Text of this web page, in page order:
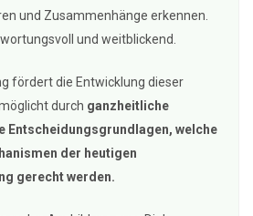
und Zusammenhänge erkennen.
und weitblickend.
fördert die Entwicklung dieser
durch ganzheitliche
Entscheidungsgrundlagen, welche
der heutigen
gerecht werden.